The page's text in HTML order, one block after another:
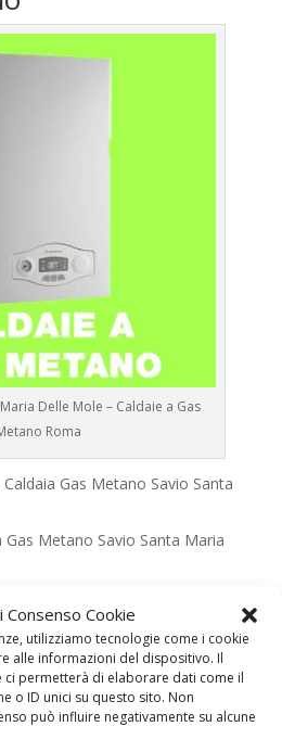
Consenso Cookie
utilizziamo tecnologie come i cookie
alle informazioni del dispositivo. Il
ci permetterà di elaborare dati come il
o ID unici su questo sito. Non
può influire negativamente su alcune
Delle Mole – Caldaie a Gas
Roma
Caldaia Gas Metano Savio Santa
Gas Metano Savio Santa Maria
Gas Metano Savio Santa Maria
Caldaia Gas Metano Savio